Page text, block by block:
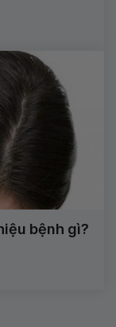
bệnh gì?